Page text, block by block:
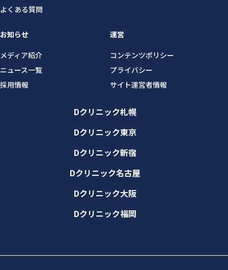
よくある質問
お知らせ
メディア紹介
ニュース一覧
採用情報
運営
コンテンツポリシー
プライバシー
サイト運営者情報
Dクリニック札幌
Dクリニック東京
Dクリニック新宿
Dクリニック名古屋
Dクリニック大阪
Dクリニック福岡